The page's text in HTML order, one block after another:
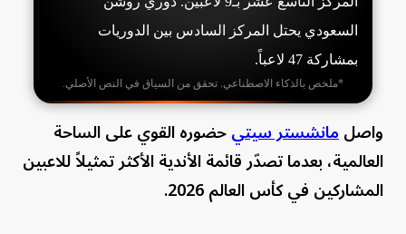
السعودي يحتل المركز السادس بين الدوريات
بمشاركة 47 لاعباً.
*ملخص بالذكاء الاصطناعي. تحقق من السياق في النص الأصلي.
واصلمانشستر سيتيحضوره القوي على الساحة
العالمية، بعدما تصدّر قائمة الأندية الأكثر تمثيلاً للاعبين
المشاركين في كأس العالم 2026.